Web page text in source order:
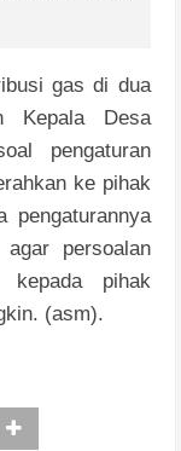
gas di dua
Kepala Desa
pengaturan
ke pihak
pengaturannya
persoalan
pihak
(asm).